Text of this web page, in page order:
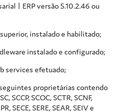
| ERPversão 5.10.2.46 ou
instalado e habilitado;
instalado e configurado;
services efetuado;
proprietárias contendo
SCCP, SCOC, SCTR, SCNF,
SECE, SERE, SEAR, SEIV e